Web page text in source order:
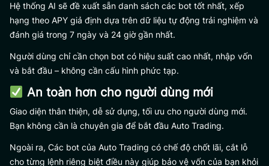
Hệ thống AI sẽ đề xuất sẵn danh sách các bot tốt nhất, xếp
hạng theo APY giả định dựa trên dữ liệu tự động trải nghiệm và
đánh giá trong 7 ngày và 24 giờ gần nhất.
Người dùng chỉ cần chọn bot có hiệu suất cao nhất, nhập vốn
và bắt đầu – không cần cấu hình phức tạp.
An toàn hơn cho người dùng mới
Giao diện thân thiện, dễ sử dụng, tối ưu cho người dùng mới.
Bạn không cần là chuyên gia để bắt đầu Auto Trading.
Ngoài ra, Các bot của Auto Trading có chế độ chốt lãi, cắt lỗ
cho từng lệnh riêng biệt điều này giúp bảo vệ vốn của bạn khỏi